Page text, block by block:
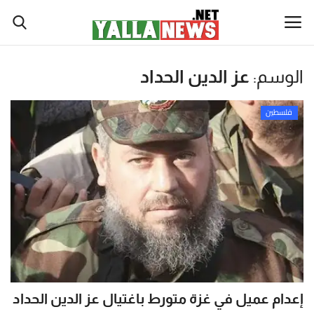
منصة
نيوز
نت
الإخبارية
منصة
نيوز
(Yalla
News
هي
أخبار العالم
أخبار الوطن العربي
سياسة واقتصاد
رياضة
ثقافة وفن
تكنولوجيا وعلوم
صحة ولياقة
الوسم: عز الدين الحداد
فلسطين
إعدام عميل في غزة متورط باغتيال عز الدين الحداد